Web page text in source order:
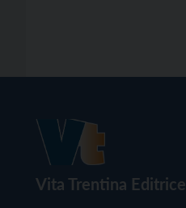
Vita Trentina Editrice